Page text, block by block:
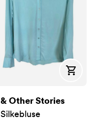
Kjøp
& Other Stories
Silkebluse